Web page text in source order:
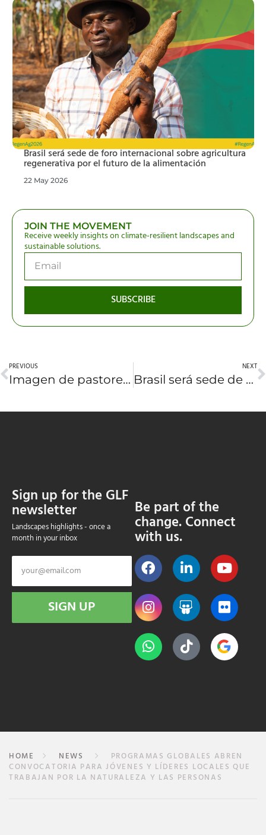
Brasil será sede de foro internacional sobre agricultura
regenerativa por el futuro de la alimentación
22 May 2026
JOIN THE MOVEMENT
Receive weekly insights on climate-resilient landscapes and
sustainable solutions.
SUBSCRIBE
PREVIOUS
Imagen de pastoreo en la Patagonia chilena, entre las ganadoras de GLF Photography Awards 2026
NEXT
Brasil será sede de foro internacional sobre agricultura regenerativa por el futuro de la alimentación
Sign up for the GLF
newsletter
Landscapes highlights - once a
month in your inbox
SIGN UP
Be part of the
change. Connect
with us.
HOME NEWS
PROGRAMAS GLOBALES ABREN
CONVOCATORIA PARA JÓVENES Y LÍDERES LOCALES QUE
TRABAJAN POR LA NATURALEZA Y LAS PERSONAS